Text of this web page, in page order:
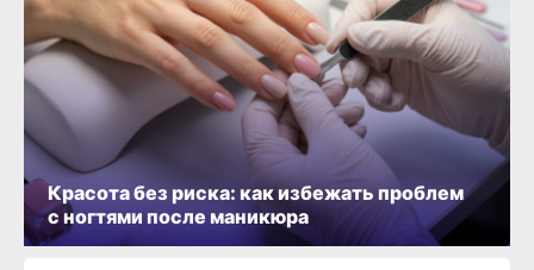
Красота без риска: как избежать проблем
с ногтями после маникюра